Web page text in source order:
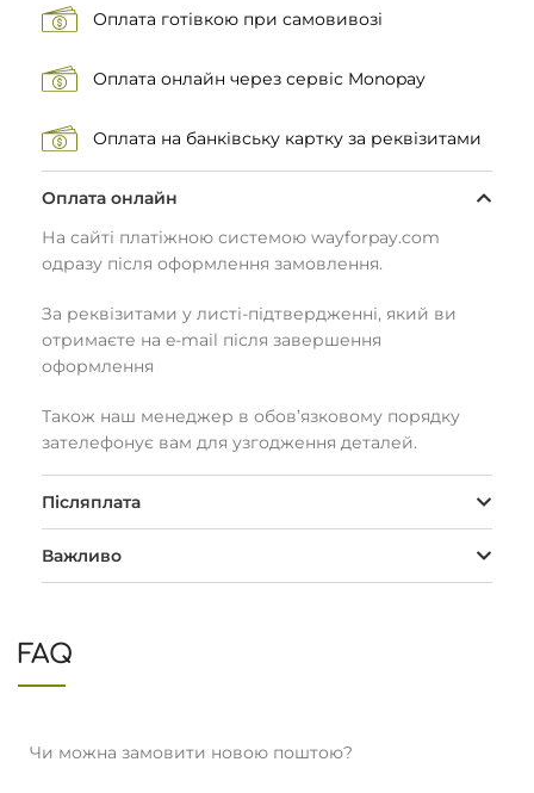
Оплата готівкою при самовивозі
Оплата онлайн через сервіс Monopay
Оплата на банківську картку за реквізитами
Оплата онлайн
На сайті платіжною системою wayforpay.com
одразу після оформлення замовлення.
За реквізитами у листі-підтвердженні, який ви
отримаєте на e-mail після завершення
оформлення
Також наш менеджер в обов’язковому порядку
зателефонує вам для узгодження деталей.
Післяплата
Важливо
FAQ
Чи можна замовити новою поштою?